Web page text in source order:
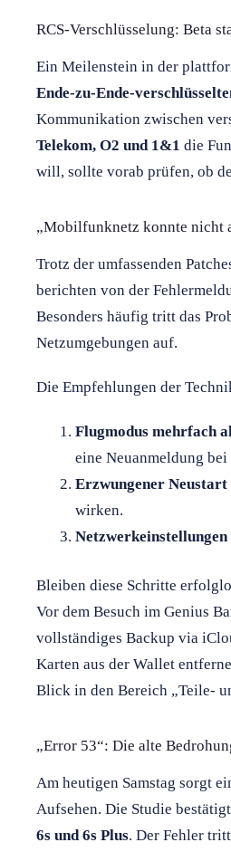
RCS-Verschlüsselung: Beta
Ein Meilenstein in der
Ende-zu-Ende-
Kommunikation zwischen
Telekom, O2 und 1&1 die
will, sollte vorab prüfen, ob
„Mobilfunknetz konnte nicht
Trotz der umfassenden
berichten von der
Besonders häufig tritt das
Netzumgebungen auf.
Die Empfehlungen der
Flugmodus mehrfach
eine Neuanmeldung
Erzwungener Neustart
wirken.
Netzwerkeinstellungen
Bleiben diese Schritte
Vor dem Besuch im Genius
vollständiges Backup via
Karten aus der Wallet
Blick in den Bereich „Teile-
„Error 53“: Die alte
Am heutigen Samstag sorgt
Aufsehen. Die Studie
6s und 6s Plus. Der Fehler